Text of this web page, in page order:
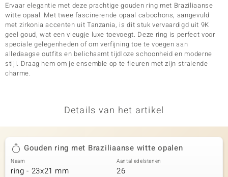
Ervaar elegantie met deze prachtige gouden ring met Braziliaanse
witte opaal. Met twee fascinerende opaal cabochons, aangevuld
met zirkonia accenten uit Tanzania, is dit stuk vervaardigd uit 9K
geel goud, wat een vleugje luxe toevoegt. Deze ring is perfect voor
speciale gelegenheden of om verfijning toe te voegen aan
alledaagse outfits en belichaamt tijdloze schoonheid en moderne
stijl. Draag hem om je ensemble op te fleuren met zijn stralende
charme.
Details van het artikel
Gouden ring met Braziliaanse witte opalen
Naam
ring - 23x21 mm
Aantal edelstenen
26